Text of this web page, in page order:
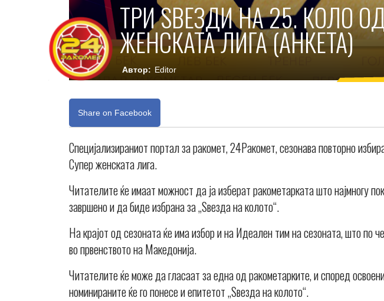
ТРИ ЅВЕЗДИ НА 25. КОЛО
ЖЕНСКАТА ЛИГА (АНКЕТА)
Автор: Editor
Share on Facebook
Специјализираниот портал за ракомет, 24Ракомет, сезонава повторно
Супер женската лига.
Читателите ќе имаат можност да ја изберат ракометарката што најмногу
завршено и да биде избрана за „Ѕвезда на колото“.
На крајот од сезоната ќе има избор и на Идеален тим на сезоната, што по
во првенството на Македонија.
Читателите ќе може да гласаат за една од ракометарките, и според
номинираните ќе го понесе и епитетот „Ѕвезда на колото“.